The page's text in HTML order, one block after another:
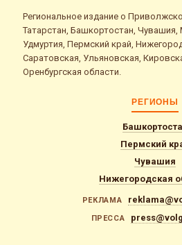
Региональное издание о
Татарстан, Башкортостан,
Удмуртия, Пермский край,
Саратовская, Ульяновская,
Оренбургская области.
РЕГИОНЫ
Пермский
Чувашия
Нижегородская
РЕКЛАМА
ПРЕССА